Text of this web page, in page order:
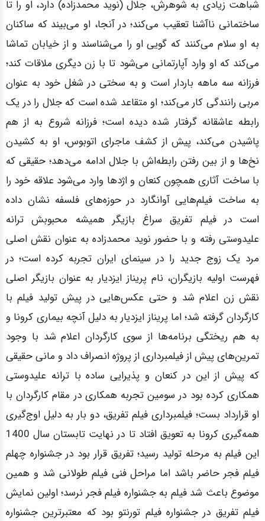
شباهت زیادی به شوهرش، جلال (نوید محمدزاده) دارد، او را تا
ساختمانی ناآشنا تعقیب می‌کند؛ در آنجا، او می‌بیند که ساکنان
به او سلام می‌کنند که گویی او را می‌شناسند و از خیابان تماشا
می‌کند که او وارد آپارتمانی می‌شود تا با زن دیگری ملاقات کند؛
فرزانه سه ماهه باردار است و به سختی در شغل خود به عنوان
مربی رانندگی کار می‌کند؛ او متقاعد شده است که جلال را در یک
رابطه عاشقانه گرفتار شده دیده است؛ فرزانه شروع به از هم
پاشیدن می‌کند، پیش از کشف ماجرای اتوبوس، او به کشیدن
نخ‌ها و از بین رفتن رابطه‌اش با جلال ادامه می‌دهد؛ حقیقی که
با ساخت آثاری همچون کنعان و اژدها وارد می‌شود علاقه خود را
به ساخت فیلم‌هایی آوانگارد در حوزه‌های فلسفه نشان داده
است در فیلم تفریق سراغ بازیگر همیشه محبوبش ترانه
علیدوستی رفته و با حضور نوید محمدزاده به عنوان نقش اصلی
مرد یک زوج جدید را در سینمای ایران تجربه کرده است؛ در
فهرست اولیه بازیگران، نام پریناز ایزدیار به عنوان بازیگر اصلی
نقش زن اعلام شد و حتی عکس‌هایی در پیش تولید فیلم با
کارگردان گرفته شد؛ اما پریناز ایزدیار به دلیل آنچه بیماری کرونا و
به هم ریختگی برنامه‌ها از سوی کارگردان اعلام شد با وجود
تمرین‌های پیش از فیلمبرداری از پروژه انصراف داد و مانی حقیقی
که پیش از این در کنعان و پذیرایی ساده با ترانه علیدوستی
همکاری کرده بود در سومین تجربه همکاری در مقام کارگردان با
او قرارداد بست؛ فیلمبرداری فیلم تفریق، دو بار به دلیل اوج‌گیری
همه‌گیری کرونا به تعویق افتاد تا در نهایت تابستان سال 1400
این فیلم به مرحله تولید رسید؛ تفریق قرار بود در جشنواره چهلم
فیلم فجر حاضر باشد اما مراحل فنی فیلم طولانی شد و همین
موضوع باعث شد فیلم به جشنواره فیلم فجر نرسد؛ اولین نمایش
فیلم تفریق در جشنواره فیلم تورنتو بود که معتبرترین جشنواره